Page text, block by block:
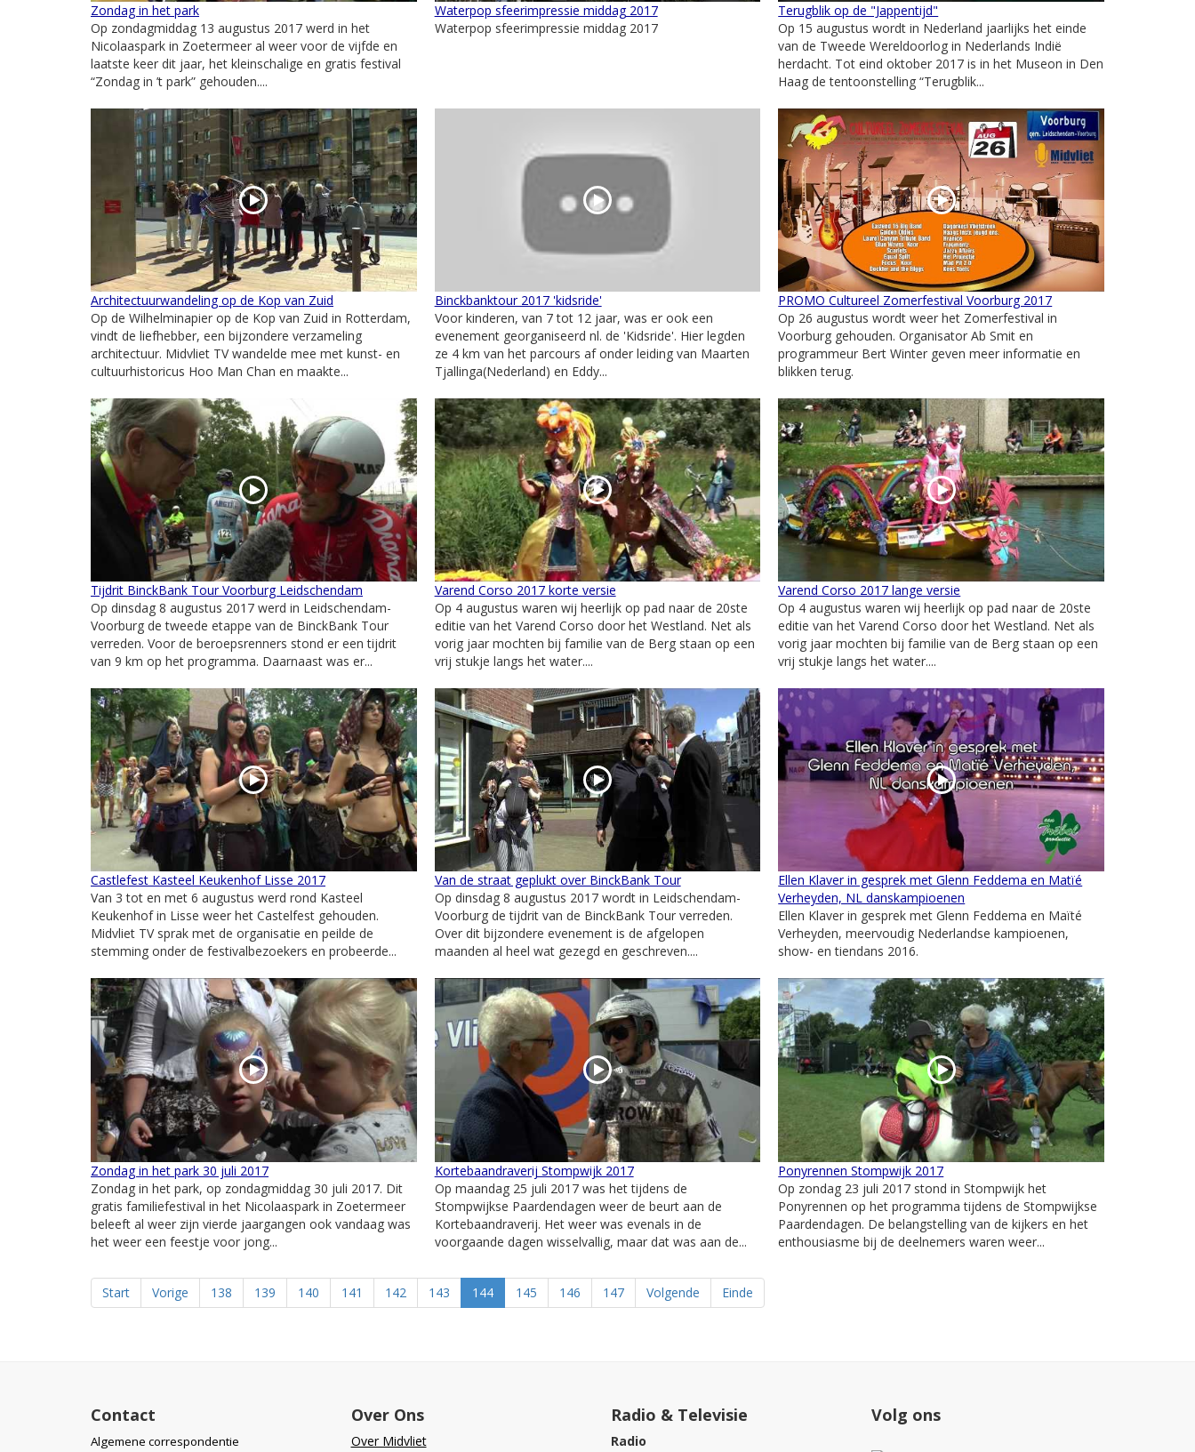
Zondag in het park
Op zondagmiddag 13 augustus 2017 werd in het
Nicolaaspark in Zoetermeer al weer voor de vijfde en
laatste keer dit jaar, het kleinschalige en gratis festival
“Zondag in ’t park” gehouden....
Waterpop sfeerimpressie middag 2017
Waterpop sfeerimpressie middag 2017
Terugblik op de "Jappentijd"
Op 15 augustus wordt in Nederland jaarlijks het einde
van de Tweede Wereldoorlog in Nederlands Indië
herdacht. Tot eind oktober 2017 is in het Museon in Den
Haag de tentoonstelling “Terugblik...
Architectuurwandeling op de Kop van Zuid
Op de Wilhelminapier op de Kop van Zuid in Rotterdam,
vindt de liefhebber, een bijzondere verzameling
architectuur. Midvliet TV wandelde mee met kunst- en
cultuurhistoricus Hoo Man Chan en maakte...
Binckbanktour 2017 'kidsride'
Voor kinderen, van 7 tot 12 jaar, was er ook een
evenement georganiseerd nl. de 'Kidsride'. Hier legden
ze 4 km van het parcours af onder leiding van Maarten
Tjallinga(Nederland) en Eddy...
PROMO Cultureel Zomerfestival Voorburg 2017
Op 26 augustus wordt weer het Zomerfestival in
Voorburg gehouden. Organisator Ab Smit en
programmeur Bert Winter geven meer informatie en
blikken terug.
Tijdrit BinckBank Tour Voorburg Leidschendam
Op dinsdag 8 augustus 2017 werd in Leidschendam-
Voorburg de tweede etappe van de BinckBank Tour
verreden. Voor de beroepsrenners stond er een tijdrit
van 9 km op het programma. Daarnaast was er...
Varend Corso 2017 korte versie
Op 4 augustus waren wij heerlijk op pad naar de 20ste
editie van het Varend Corso door het Westland. Net als
vorig jaar mochten bij familie van de Berg staan op een
vrij stukje langs het water....
Varend Corso 2017 lange versie
Op 4 augustus waren wij heerlijk op pad naar de 20ste
editie van het Varend Corso door het Westland. Net als
vorig jaar mochten bij familie van de Berg staan op een
vrij stukje langs het water....
Castlefest Kasteel Keukenhof Lisse 2017
Van 3 tot en met 6 augustus werd rond Kasteel
Keukenhof in Lisse weer het Castelfest gehouden.
Midvliet TV sprak met de organisatie en peilde de
stemming onder de festivalbezoekers en probeerde...
Van de straat geplukt over BinckBank Tour
Op dinsdag 8 augustus 2017 wordt in Leidschendam-
Voorburg de tijdrit van de BinckBank Tour verreden.
Over dit bijzondere evenement is de afgelopen
maanden al heel wat gezegd en geschreven....
Ellen Klaver in gesprek met Glenn Feddema en Matïé
Verheyden, NL danskampioenen
Ellen Klaver in gesprek met Glenn Feddema en Maïté
Verheyden, meervoudig Nederlandse kampioenen,
show- en tiendans 2016.
Zondag in het park 30 juli 2017
Zondag in het park, op zondagmiddag 30 juli 2017. Dit
gratis familiefestival in het Nicolaaspark in Zoetermeer
beleeft al weer zijn vierde jaargangen ook vandaag was
het weer een feestje voor jong...
Kortebaandraverij Stompwijk 2017
Op maandag 25 juli 2017 was het tijdens de
Stompwijkse Paardendagen weer de beurt aan de
Kortebaandraverij. Het weer was evenals in de
voorgaande dagen wisselvallig, maar dat was aan de...
Ponyrennen Stompwijk 2017
Op zondag 23 juli 2017 stond in Stompwijk het
Ponyrennen op het programma tijdens de Stompwijkse
Paardendagen. De belangstelling van de kijkers en het
enthousiasme bij de deelnemers waren weer...
Start Vorige 138 139 140 141 142 143 144 145 146 147 Volgende Einde
Contact
Algemene correspondentie
Over Ons
Over Midvliet
Radio & Televisie
Radio
Volg ons